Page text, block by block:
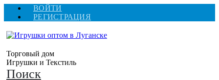
ВОЙТИ
РЕГИСТРАЦИЯ
Торговый дом
Игрушки и Текстиль
Поиск